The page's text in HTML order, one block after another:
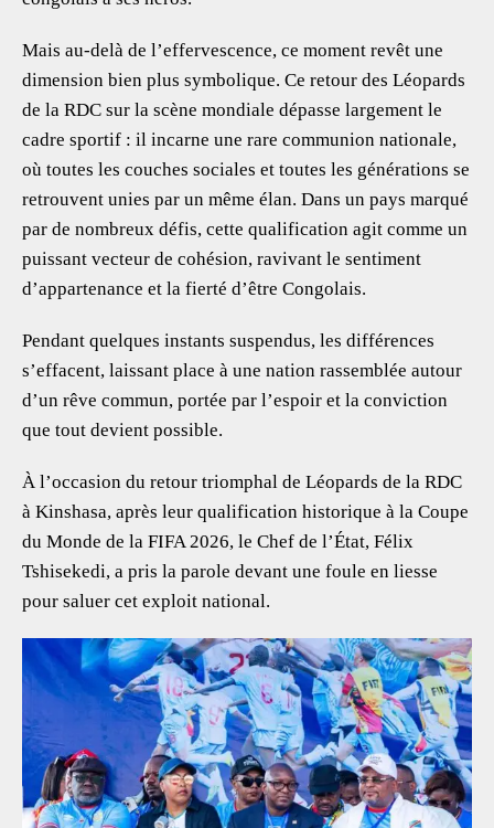
Mais au-delà de l’effervescence, ce moment revêt une
dimension bien plus symbolique. Ce retour des Léopards
de la RDC sur la scène mondiale dépasse largement le
cadre sportif : il incarne une rare communion nationale,
où toutes les couches sociales et toutes les générations se
retrouvent unies par un même élan. Dans un pays marqué
par de nombreux défis, cette qualification agit comme un
puissant vecteur de cohésion, ravivant le sentiment
d’appartenance et la fierté d’être Congolais.
Pendant quelques instants suspendus, les différences
s’effacent, laissant place à une nation rassemblée autour
d’un rêve commun, portée par l’espoir et la conviction
que tout devient possible.
À l’occasion du retour triomphal de Léopards de la RDC
à Kinshasa, après leur qualification historique à la Coupe
du Monde de la FIFA 2026, le Chef de l’État, Félix
Tshisekedi, a pris la parole devant une foule en liesse
pour saluer cet exploit national.